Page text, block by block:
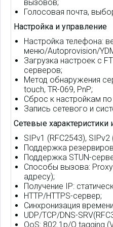
вызовов;
Голосовая почта,
Настройка и управление
Настройка телефона:
меню/Autoprovision/
Загрузка настроек с
серверов;
Метод обнаружения
touch, TR-069, PnP;
Сброс к настройкам
Запись сетевого и
Сетевые характеристики
SIPv1 (RFC2543), SIPv2
Поддержка
Поддержка STUN-
Способы вызова:
адресу);
Получение IP:
HTTP/HTTPS-сервер;
Синхронизация
UDP/TCP/DNS-
QoS: 802.1p/Q tagging